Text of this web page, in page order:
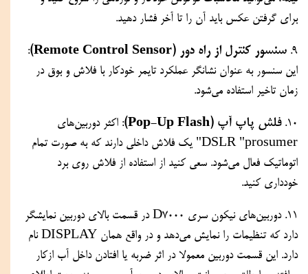
برای گرفتن عکس باید آن را تا آخر فشار دهید.
9. سنسور کنترل از راه دور (Remote Control Sensor)
زمان تاخیر استفاده می‌شود.
10. فلش پاپ آپ (Pop-Up Flash)
خودداری کنید.